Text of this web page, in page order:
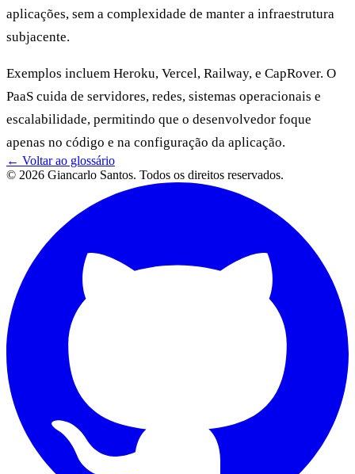
aplicações, sem a complexidade de manter a infraestrutura
subjacente.
Exemplos incluem Heroku, Vercel, Railway, e CapRover. O
PaaS cuida de servidores, redes, sistemas operacionais e
escalabilidade, permitindo que o desenvolvedor foque
apenas no código e na configuração da aplicação.
← Voltar ao glossário
© 2026 Giancarlo Santos. Todos os direitos reservados.